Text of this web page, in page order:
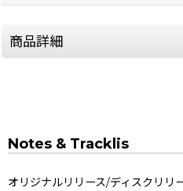
商品詳細
Notes & Tracklis
オリジナルリリース/ディスクリリ